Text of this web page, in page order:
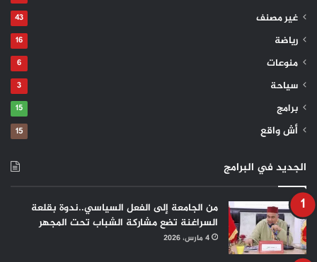
غير مصنف 43
رياضة 16
منوعات 6
سياحة 3
برامج 15
أش واقع 15
الجديد في البرامج
من الجامعة إلى الفعل السياسي..ندوة بقلعة
السراغنة تضع مشاركة الشباب تحت المجهر
4 مارس، 2026